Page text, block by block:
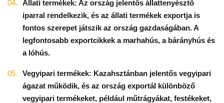
Állati termékek: Az ország jelentős állattenyésztő
iparral rendelkezik, és az állati termékek exportja is
fontos szerepet játszik az ország gazdaságában. A
legfontosabb exportcikkek a marhahús, a bárányhús és
a lóhús.
Vegyipari termékek: Kazahsztánban jelentős vegyipari
ágazat működik, és az ország exportál különböző
vegyipari termékeket, például műtrágyákat, festékeket,